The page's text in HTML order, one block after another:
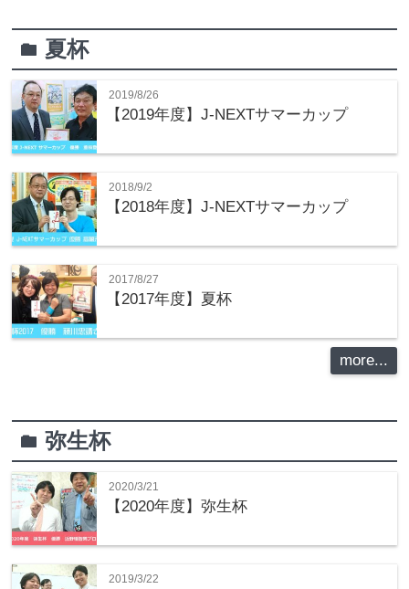
folder 夏杯
2019/8/26
【2019年度】J-NEXTサマーカップ
2018/9/2
【2018年度】J-NEXTサマーカップ
2017/8/27
【2017年度】夏杯
more...
folder 弥生杯
2020/3/21
【2020年度】弥生杯
2019/3/22